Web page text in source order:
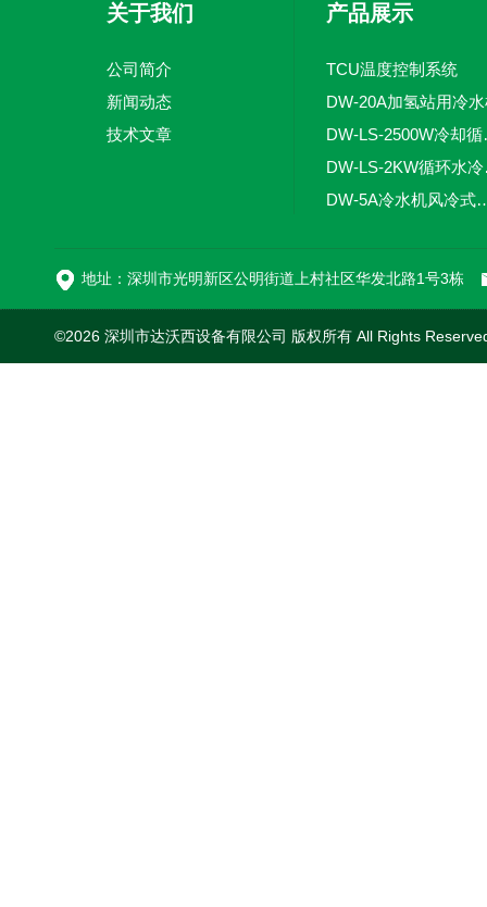
关于我们
公司简介
新闻动态
技术文章
产品展示
TCU温度控制系统
DW-20A加氢站用冷
DW-
DW-5A冷水机
地址：深圳市光明新区公明街道上村社区华发北路1号3栋
©2026 深圳市达沃西设备有限公司 版权所有 All Rights